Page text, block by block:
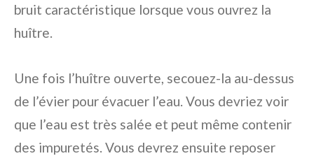
bruit caractéristique lorsque vous ouvrez la
huître.
Une fois l’huître ouverte, secouez-la au-dessus
de l’évier pour évacuer l’eau. Vous devriez voir
que l’eau est très salée et peut même contenir
des impuretés. Vous devrez ensuite reposer